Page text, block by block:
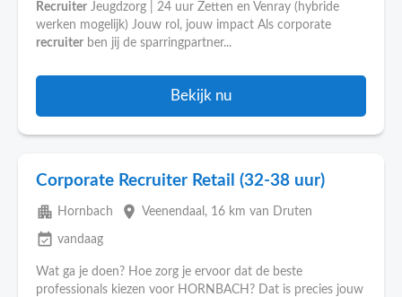
Recruiter Jeugdzorg | 24 uur Zetten en Venray (hybride
werken mogelijk) Jouw rol, jouw impact Als corporate
recruiter ben jij de sparringpartner...
Bekijk nu
Corporate Recruiter Retail (32-38 uur)
apartment Hornbach place Veenendaal , 16 km van Druten
event_available vandaag
Wat ga je doen? Hoe zorg je ervoor dat de beste
professionals kiezen voor HORNBACH? Dat is precies jouw